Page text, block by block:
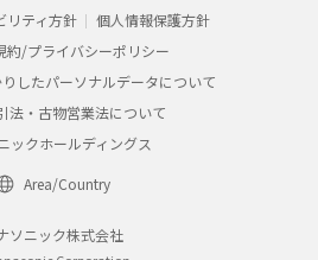
リティ方針
個人情報保護方針
約/プライバシーポリシー
したパーソナルデータについて
法・古物営業法について
ックホールディングス
Area/Country
ソニック株式会社